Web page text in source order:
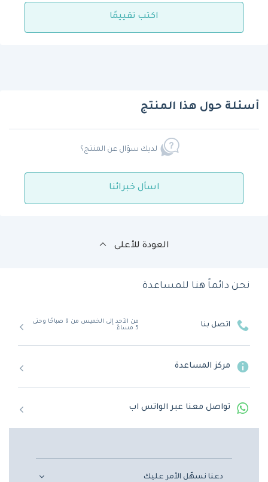
اكتب تقييمًا
أسئلة حول هذا المنتج
لديك سؤال عن المنتج؟
اسأل خبرائنا
العودة للأعلى
نحن دائماً هنا للمساعدة
اتصل بنا
من الأحد إلى الخميس من 9 صباحًا وحتى
5 مساءً
مركز المساعدة
تواصل معنا عبر الواتس اب
دعنا نسهّل الأمر عليك